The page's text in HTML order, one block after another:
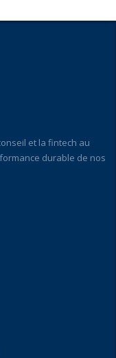
et la fintech au
durable de nos